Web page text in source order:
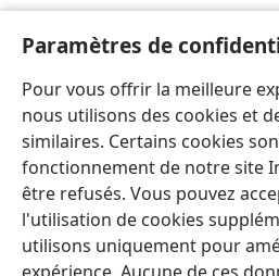
Paramètres de
Pour vous offrir la meilleure
nous utilisons des cookies et
similaires. Certains cookies
fonctionnement de notre site
être refusés. Vous pouvez
l'utilisation de cookies
utilisons uniquement pour